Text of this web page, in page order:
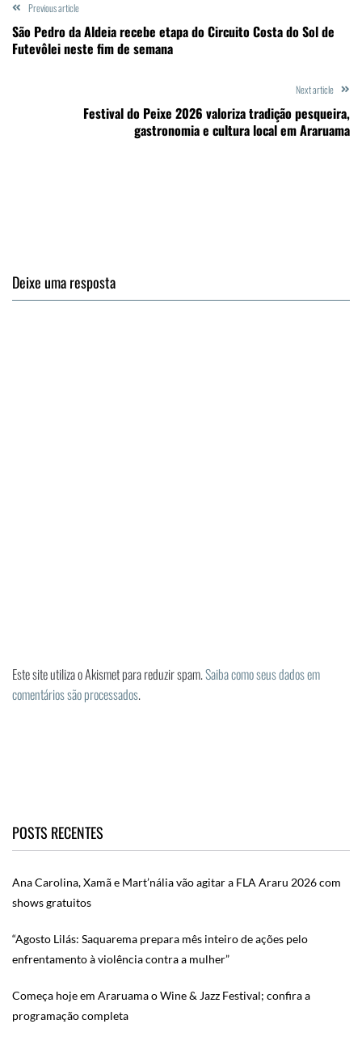
Previous article
São Pedro da Aldeia recebe etapa do Circuito Costa do Sol de
Futevôlei neste fim de semana
Next article
Festival do Peixe 2026 valoriza tradição pesqueira,
gastronomia e cultura local em Araruama
Deixe uma resposta
Este site utiliza o Akismet para reduzir spam.Saiba como seus dados em
comentários são processados.
POSTS RECENTES
Ana Carolina, Xamã e Mart’nália vão agitar a FLA Araru 2026 com
shows gratuitos
“Agosto Lilás: Saquarema prepara mês inteiro de ações pelo
enfrentamento à violência contra a mulher”
Começa hoje em Araruama o Wine & Jazz Festival; confira a
programação completa